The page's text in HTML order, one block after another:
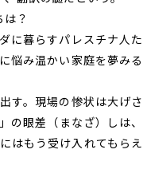
？
に暮らすパレスチナ人た
悩み温かい家庭を夢みる
す。現場の惨状は大げさ
の眼差（まなざ）しは、
はもう受け入れてもらえ